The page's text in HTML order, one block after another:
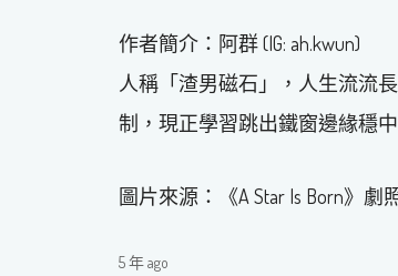
作者簡介：阿群 (IG: ah.kwun)
人稱「渣男磁石」，人生流流
制，現正學習跳出鐵窗邊緣穩
圖片來源：《A Star Is Born》劇
5 年 ago